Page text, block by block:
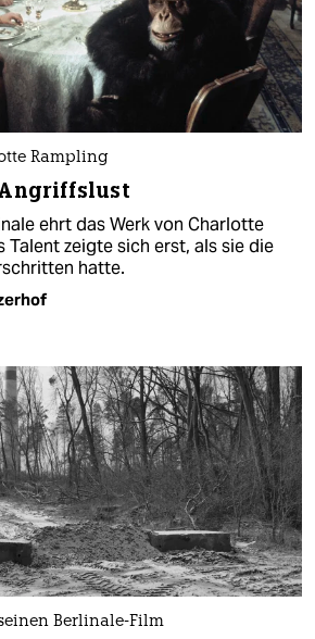
Rampling
ehrt das Werk von Charlotte
Talent zeigte sich erst, als sie die
hatte.
Berlinale-Film